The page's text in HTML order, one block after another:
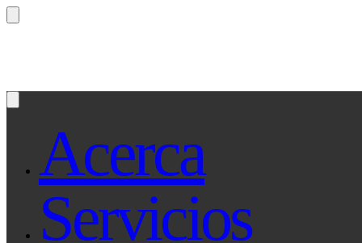
Acerca
Servicios